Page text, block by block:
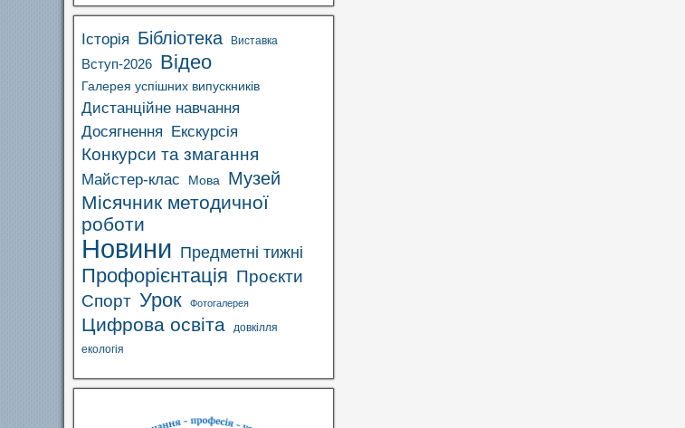
Історія Бібліотека Виставка
Вступ-2026 Відео
Галерея успішних випускників
Дистанційне навчання
Досягнення Екскурсія
Конкурси та змагання
Майстер-клас Мова Музей
Місячник методичної
роботи
Новини Предметні тижні
Профорієнтація Проєкти
Спорт Урок Фотогалерея
Цифрова освіта
довкілля
екологія